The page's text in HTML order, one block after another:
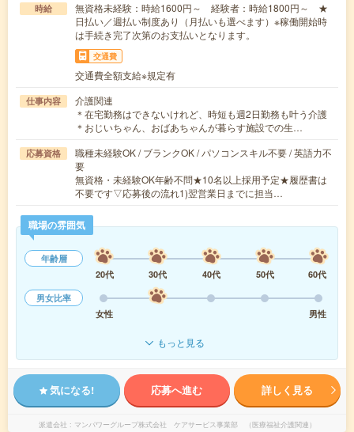
時給
無資格未経験：時給1600円～ 経験者：時給1800円～ ★
日払い／週払い制度あり（月払いも選べます）※稼働開始時
は手続き完了次第のお支払いとなります。
交通費
交通費全額支給※規定有
仕事内容
介護関連
＊在宅勤務はできないけれど、時短も週2日勤務も叶う介護
＊おじいちゃん、おばあちゃんが暮らす施設での生…
応募資格
職種未経験OK / ブランクOK / パソコンスキル不要 / 英語力不
要
無資格・未経験OK年齢不問★10名以上採用予定★履歴書は
不要です▽応募後の流れ1)翌営業日までに担当…
職場の雰囲気
年齢層
20代
30代 40代 50代
60代
男女比率
女性
男性
もっと見る
気になる! 応募へ進む 詳しく見る
派遣会社 マンパワーグループ株式会社 ケアサービス事業部 （医療福祉介護関連）